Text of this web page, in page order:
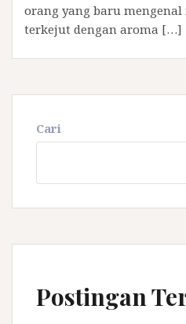
orang yang baru
terkejut dengan aroma […]
Cari
Postingan